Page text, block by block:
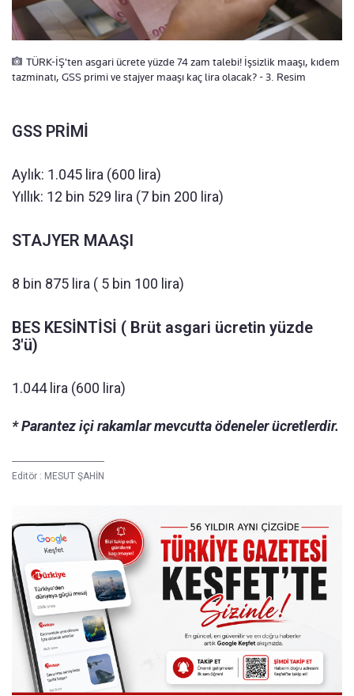
TÜRK-İŞ'ten asgari ücrete yüzde 74 zam talebi! İşsizlik maaşı, kıdem
tazminatı, GSS primi ve stajyer maaşı kaç lira olacak? - 3. Resim
GSS PRİMİ
Aylık: 1.045 lira (600 lira)
Yıllık: 12 bin 529 lira (7 bin 200 lira)
STAJYER MAAŞI
8 bin 875 lira ( 5 bin 100 lira)
BES KESİNTİSİ ( Brüt asgari ücretin yüzde
3'ü)
1.044 lira (600 lira)
* Parantez içi rakamlar mevcutta ödeneler ücretlerdir.
Editör : MESUT ŞAHİN